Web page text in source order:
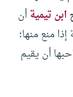
ابن تيميةأن
منع منها؛
أن يقيم